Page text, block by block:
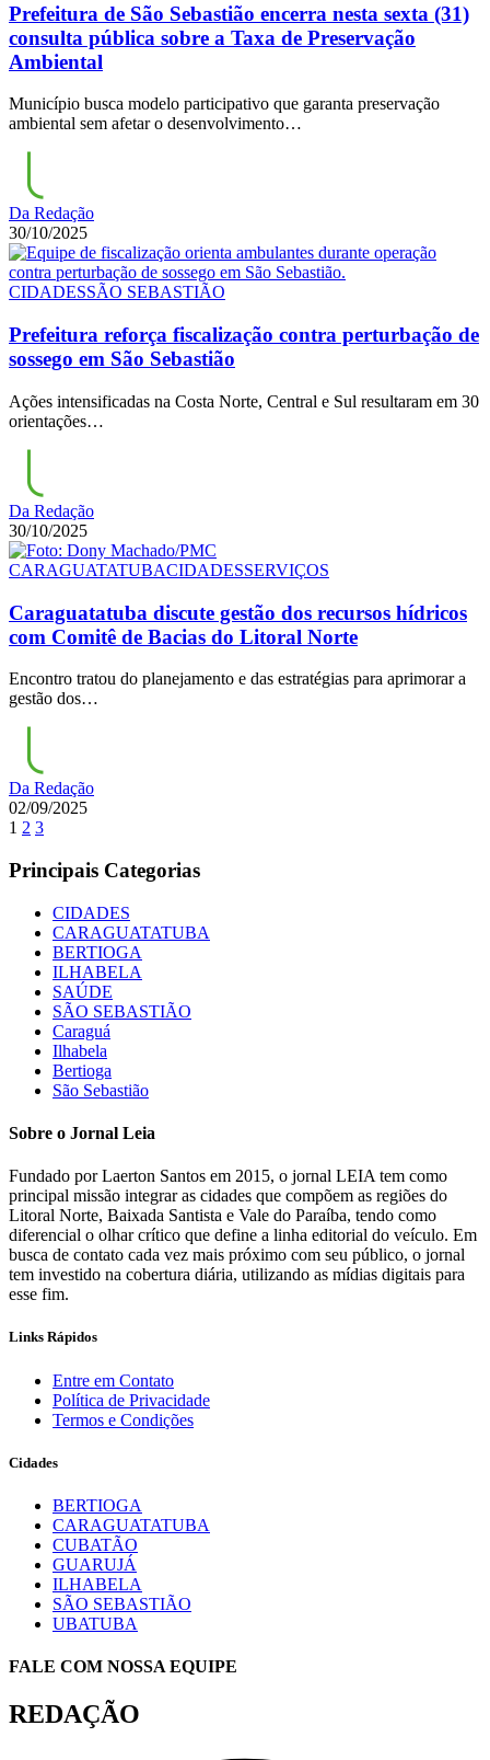
Prefeitura de São Sebastião encerra nesta sexta (31)
consulta pública sobre a Taxa de Preservação
Ambiental
Município busca modelo participativo que garanta preservação
ambiental sem afetar o desenvolvimento…
Da Redação
30/10/2025
CIDADESSÃO SEBASTIÃO
Prefeitura reforça fiscalização contra perturbação de
sossego em São Sebastião
Ações intensificadas na Costa Norte, Central e Sul resultaram em 30
orientações…
Da Redação
30/10/2025
CARAGUATATUBACIDADESSERVIÇOS
Caraguatatuba discute gestão dos recursos hídricos
com Comitê de Bacias do Litoral Norte
Encontro tratou do planejamento e das estratégias para aprimorar a
gestão dos…
Da Redação
02/09/2025
1 2 3
Principais Categorias
CIDADES
CARAGUATATUBA
BERTIOGA
ILHABELA
SAÚDE
SÃO SEBASTIÃO
Caraguá
Ilhabela
Bertioga
São Sebastião
Sobre o Jornal Leia
Fundado por Laerton Santos em 2015, o jornal LEIA tem como
principal missão integrar as cidades que compõem as regiões do
Litoral Norte, Baixada Santista e Vale do Paraíba, tendo como
diferencial o olhar crítico que define a linha editorial do veículo. Em
busca de contato cada vez mais próximo com seu público, o jornal
tem investido na cobertura diária, utilizando as mídias digitais para
esse fim.
Links Rápidos
Entre em Contato
Política de Privacidade
Termos e Condições
Cidades
BERTIOGA
CARAGUATATUBA
CUBATÃO
GUARUJÁ
ILHABELA
SÃO SEBASTIÃO
UBATUBA
FALE COM NOSSA EQUIPE
REDAÇÃO